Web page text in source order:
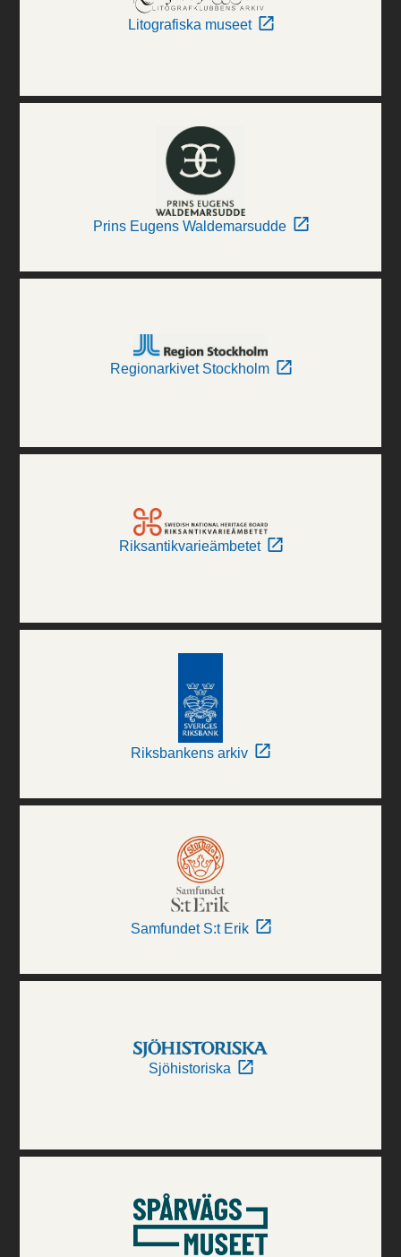
Litografiska museet
Prins Eugens Waldemarsudde
Regionarkivet Stockholm
Riksantikvarieämbetet
Riksbankens arkiv
Samfundet S:t Erik
Sjöhistoriska